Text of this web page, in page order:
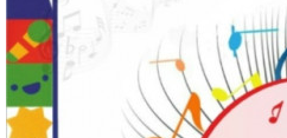
стандарты